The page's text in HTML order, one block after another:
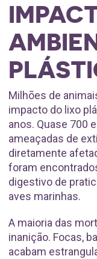
Milhões de
impacto do lixo
anos. Quase 700
ameaçadas de
diretamente
foram
digestivo de
aves marinhas.
A maioria das
inanição. Focas,
acabam